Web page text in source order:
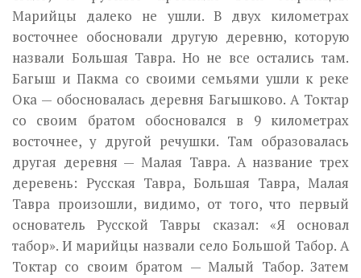
Марийцы далеко не ушли. В двух километрах
восточнее обосновали другую дерев­ню, которую
назвали Большая Тавра. Но не все остались там.
Багыш и Пакма со своими семьями ушли к реке
Ока — обосновалась деревня Багышково. А Токтар
со своим братом обосновался в 9 километрах
восточнее, у другой речушки. Там образовалась
другая деревня — Малая Тавра. А название трех
деревень: Русская Тавра, Большая Тавра, Малая
Тавра произошли, видимо, от того, что первый
основатель Русской Тав­ры сказал: «Я основал
табор». И марийцы назвали село Большой Та­бор. А
Токтар со своим братом — Малый Табор. Затем